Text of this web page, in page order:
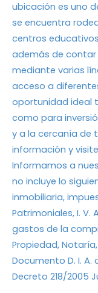
ubicación es uno
se encuentra
centros
además de contar
mediante varias
acceso a
oportunidad ideal
como para
y a la cercanía de
información y
Informamos a
no incluye lo
inmobiliaria,
Patrimoniales, I. V.
gastos de la
Propiedad,
Documento D. I.
Decreto 218/2005